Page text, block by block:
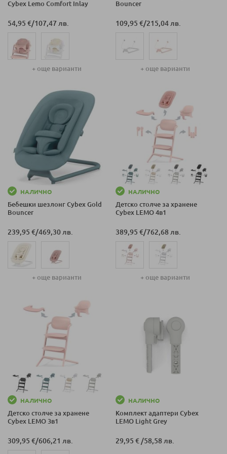
Cybex Lemo Comfort Inlay
54,95 €/107,47 лв.
+ още варианти
Bouncer
109,95 €/215,04 лв.
+ още варианти
НАЛИЧНО
Бебешки шезлонг Cybex Gold
Bouncer
239,95 €/469,30 лв.
+ още варианти
НАЛИЧНО
Детско столче за хранене
Cybex LEMO 4в1
389,95 €/762,68 лв.
+ още варианти
НАЛИЧНО
Детско столче за хранене
Cybex LEMO 3в1
309,95 €/606,21 лв.
НАЛИЧНО
Комплект адаптери Cybex
LEMO Light Grey
29,95 € /58,58 лв.